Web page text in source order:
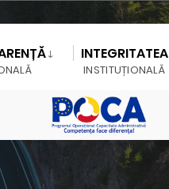
INTEGRITATEA
INSTITUȚIONALĂ